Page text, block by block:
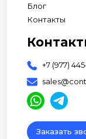
Блог
Контакты
+7 (977)
Заказать